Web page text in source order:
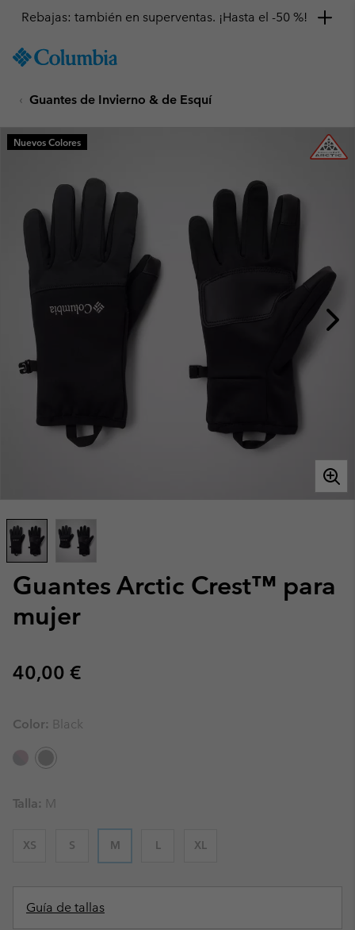
TO
SKIP
MAIN
NAV
SEARCH
Rebajas: también en superventas. ¡Hasta el -50 %!
Guantes de Invierno & de Esquí
Guantes Arctic Crest™ para
mujer
Regular price:
40,00 €
Nuevos Colores
Color: Black
Talla: M
XS S M L XL
Guía de tallas